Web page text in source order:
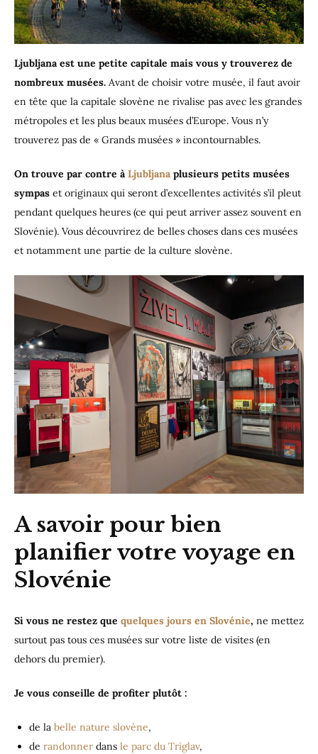
Ljubljana est une petite capitale mais vous y trouverez de
nombreux musées. Avant de choisir votre musée, il faut avoir
en tête que la capitale slovène ne rivalise pas avec les grandes
métropoles et les plus beaux musées d’Europe. Vous n’y
trouverez pas de « Grands musées » incontournables.
On trouve par contre àLjubljana plusieurs petits musées
sympas et originaux qui seront d’excellentes activités s’il pleut
pendant quelques heures (ce qui peut arriver assez souvent en
Slovénie). Vous découvrirez de belles choses dans ces musées
et notamment une partie de la culture slovène.
A savoir pour bien
planifier votre voyage en
Slovénie
Si vous ne restez que quelques jours en Slovénie, ne mettez
surtout pas tous ces musées sur votre liste de visites (en
dehors du premier).
Je vous conseille de profiter plutôt :
de la belle nature slovène,
de randonner dans le parc du Triglav,